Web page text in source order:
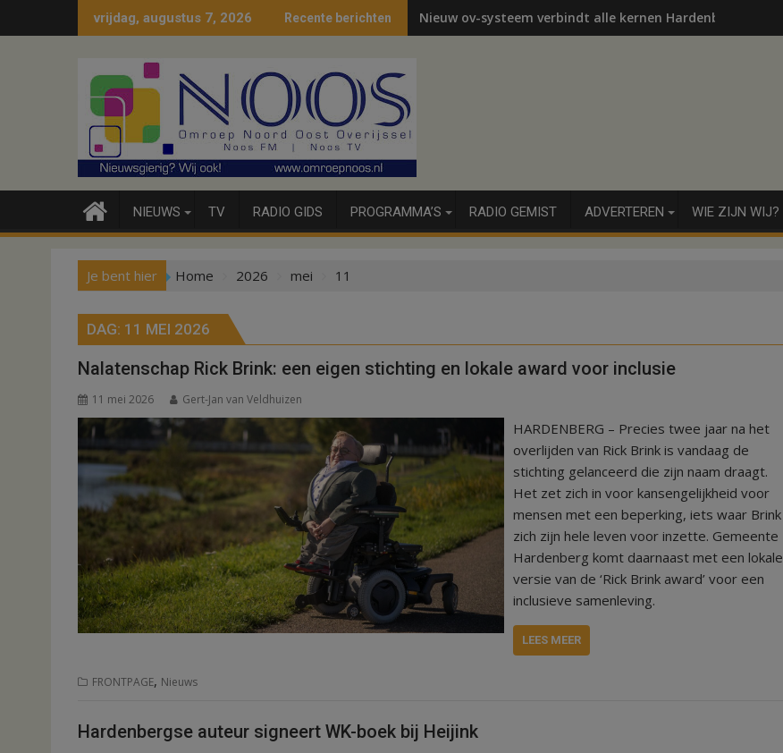
naar
vrijdag, augustus 7, 2026 Recente berichten Nieuw ov-systeem verbindt alle kernen Hardenberg
NIEUWS TV RADIO GIDS PROGRAMMA’S RADIO GEMIST ADVERTEREN WIE ZIJN WIJ?
Je bent hier Home 2026 mei 11
DAG: 11 MEI 2026
Nalatenschap Rick Brink: een eigen stichting en lokale award voor inclusie
11 mei 2026 Gert-Jan van Veldhuizen
HARDENBERG – Precies twee jaar na het
overlijden van Rick Brink is vandaag de
stichting gelanceerd die zijn naam draagt.
Het zet zich in voor kansengelijkheid voor
mensen met een beperking, iets waar Brink
zich zijn hele leven voor inzette. Gemeente
Hardenberg komt daarnaast met een lokale
versie van de ‘Rick Brink award’ voor een
inclusieve samenleving.
LEES MEER
FRONTPAGE, Nieuws
Hardenbergse auteur signeert WK-boek bij Heijink